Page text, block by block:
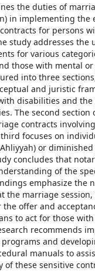
the duties of
in implementing the
for persons
study addresses the
for various
those with mental or
into three
and juristic
disabilities and the
The second section
contracts
focuses on
or
concludes that
of the
emphasize the
the marriage
offer and
to act for those
recommends
and
manuals to
these sensitive